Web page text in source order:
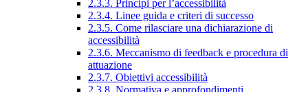
2.3.3. Principi per l’accessibilità
2.3.4. Linee guida e criteri di successo
2.3.5. Come rilasciare una dichiarazione di
accessibilità
2.3.6. Meccanismo di feedback e procedura di
attuazione
2.3.7. Obiettivi accessibilità
2.3.8. Normativa e approfondimenti